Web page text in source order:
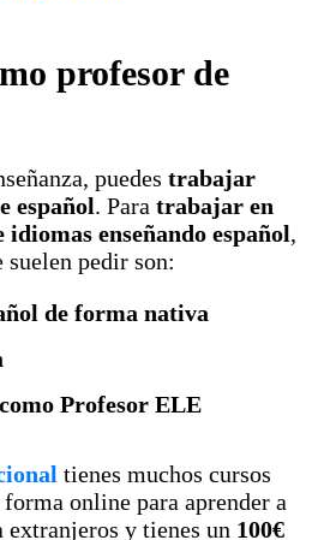
profesor de
puedes trabajar
español. Para trabajar en
idiomas enseñando español,
pedir son:
de forma nativa
Profesor ELE
tienes muchos cursos
forma online para aprender a
extranjeros y tienes un 100€